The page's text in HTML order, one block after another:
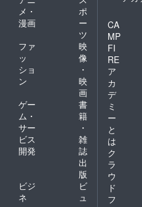
メ・
漫画
ポ
ー
ツ
ファ
ッ
ショ
ン
映
像
・
映
画
ゲー
ム・
サー
ビス
開発
書
籍
・
雑
誌
出
版
ビジ
ネ
ビ
ュ
CA
MP
FI
RE
ア
カ
デ
ミ
ー
と
は
ク
ラ
ウ
ド
フ